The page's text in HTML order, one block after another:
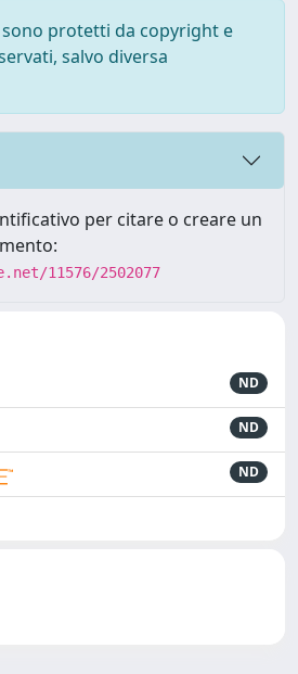
protetti da copyright e
salvo diversa
per citare o creare un
11576/2502077
ND
ND
ND